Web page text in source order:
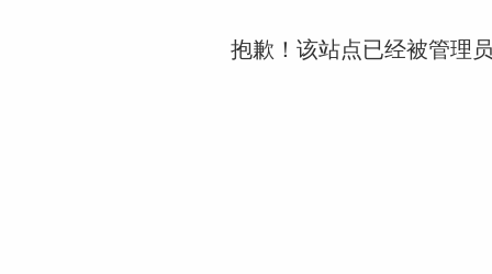
抱歉！该站点已经被管理